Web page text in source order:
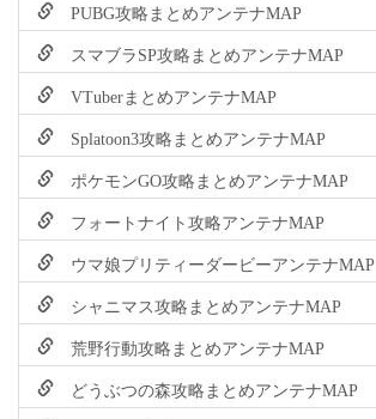
PUBG攻略まとめアンテナMAP
スマブラSP攻略まとめアンテナMAP
VTuberまとめアンテナMAP
Splatoon3攻略まとめアンテナMAP
ポケモンGO攻略まとめアンテナMAP
フォートナイト攻略アンテナMAP
ウマ娘プリティーダービーアンテナMAP
シャニマス攻略まとめアンテナMAP
荒野行動攻略まとめアンテナMAP
どうぶつの森攻略まとめアンテナMAP